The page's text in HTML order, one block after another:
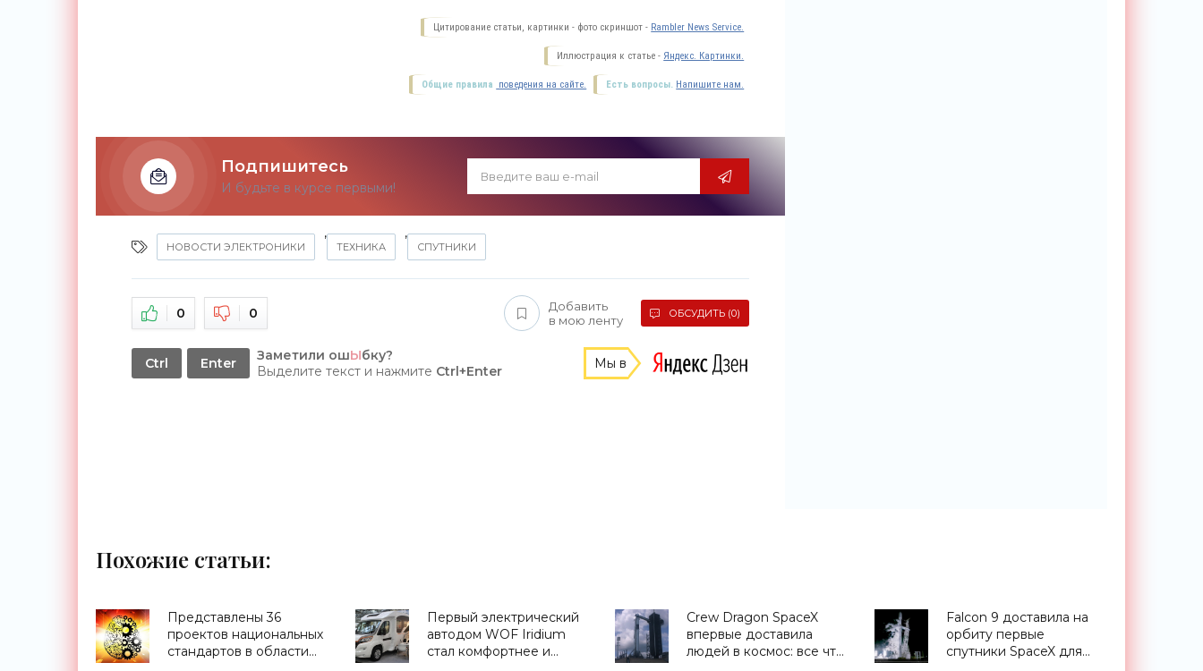
Цитирование статьи, картинки - фото скриншот - Rambler News Service.
Иллюстрация к статье - Яндекс. Картинки.
Есть вопросы. Напишите нам.
Общие правила поведения на сайте.
Подпишитесь
И будьте в курсе первыми!
НОВОСТИ ЭЛЕКТРОНИКИ
,
ТЕХНИКА
,
СПУТНИКИ
0 0
Добавить
в мою ленту
ОБСУДИТЬ (0)
Ctrl Enter Заметили ошЫбку?
Выделите текст и нажмите Ctrl+Enter Мы в
Похожие статьи:
Представлены 36
проектов национальных
стандартов в области
Первый электрический
автодом WOF Iridium
стал комфортнее и
Crew Dragon SpaceX
впервые доставила
людей в космос: все что
Falcon 9 доставила на
орбиту первые
спутники SpaceX для